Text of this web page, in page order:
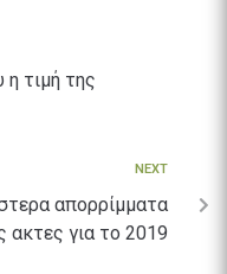
η τιμή της
NEXT
απορρίμματα
ακτες για το 2019